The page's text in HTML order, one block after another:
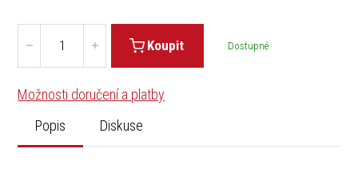
Koupit Dostupné
Možnosti doručení a platby
Popis
Diskuse